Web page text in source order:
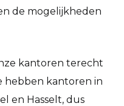
de mogelijkheden
kantoren terecht
hebben kantoren in
en Hasselt, dus